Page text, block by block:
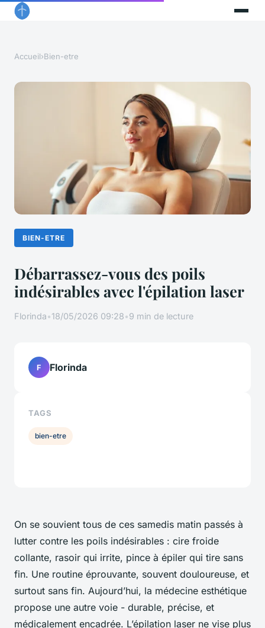
Accueil›Bien-etre
BIEN-ETRE
Débarrassez-vous des poils
indésirables avec l'épilation laser
Florinda•18/05/2026 09:28•9 min de lecture
On se souvient tous de ces samedis matin passés à
lutter contre les poils indésirables : cire froide
collante, rasoir qui irrite, pince à épiler qui tire sans
fin. Une routine éprouvante, souvent douloureuse, et
surtout sans fin. Aujourd’hui, la médecine esthétique
propose une autre voie - durable, précise, et
médicalement encadrée. L’épilation laser ne vise plus
F Florinda
TAGS
bien-etre